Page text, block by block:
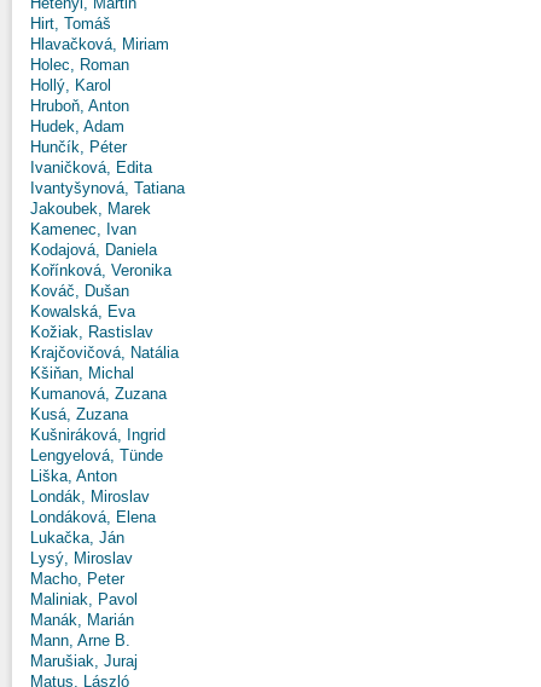
Hirt, Tomáš
Hlavačková, Miriam
Holec, Roman
Hollý, Karol
Hruboň, Anton
Hudek, Adam
Hunčík, Péter
Ivaničková, Edita
Ivantyšynová, Tatiana
Jakoubek, Marek
Kamenec, Ivan
Kodajová, Daniela
Kořínková, Veronika
Kováč, Dušan
Kowalská, Eva
Kožiak, Rastislav
Krajčovičová, Natália
Kšiňan, Michal
Kumanová, Zuzana
Kusá, Zuzana
Kušniráková, Ingrid
Lengyelová, Tünde
Liška, Anton
Londák, Miroslav
Londáková, Elena
Lukačka, Ján
Lysý, Miroslav
Macho, Peter
Maliniak, Pavol
Manák, Marián
Mann, Arne B.
Marušiak, Juraj
Matus, László